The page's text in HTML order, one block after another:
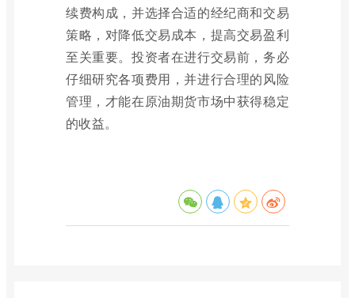
续费构成，并选择合适的经纪商和交易
策略，对降低交易成本，提高交易盈利
至关重要。投资者在进行交易前，务必
仔细研究各项费用，并进行合理的风险
管理，才能在原油期货市场中获得稳定
的收益。